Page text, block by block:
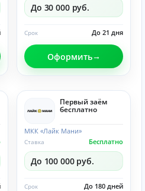
До 30 000 руб.
До 21 дня
Срок
Оформить
Первый заём
бесплатно
МКК «Лайк Мани»
Бесплатно
Ставка
До 100 000 руб.
До 180 дней
Срок